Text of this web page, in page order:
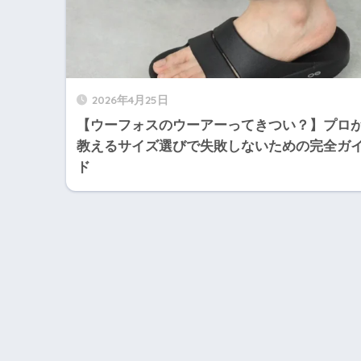
2026年4月25日
【ウーフォスのウーアーってきつい？】プロ
教えるサイズ選びで失敗しないための完全ガ
ド